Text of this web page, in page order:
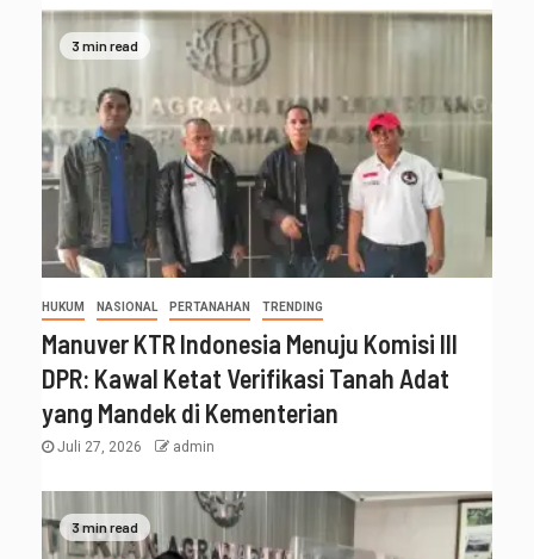
3 min read
HUKUM NASIONAL PERTANAHAN TRENDING
Manuver KTR Indonesia Menuju Komisi III
DPR: Kawal Ketat Verifikasi Tanah Adat
yang Mandek di Kementerian
Juli 27, 2026 admin
3 min read